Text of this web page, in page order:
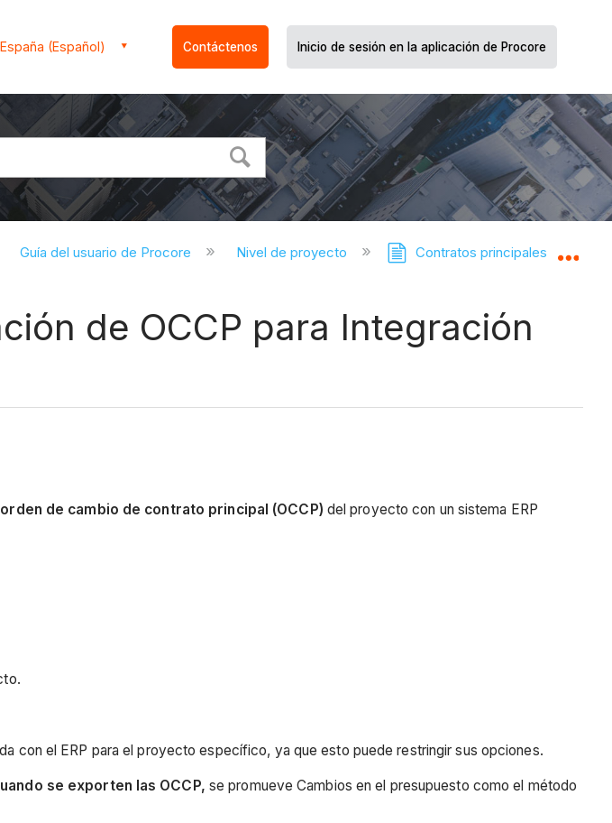
(Español) Contáctenos Inicio de sesión en la aplicación de Procore
Guía del usuario de Procore Nivel de proyecto Contratos principales
de OCCP para Integración
de cambio de contrato principal (OCCP) del proyecto con un sistema ERP
con el ERP para el proyecto específico, ya que esto puede restringir sus opciones.
se exporten las OCCP, se promueve Cambios en el presupuesto como el método